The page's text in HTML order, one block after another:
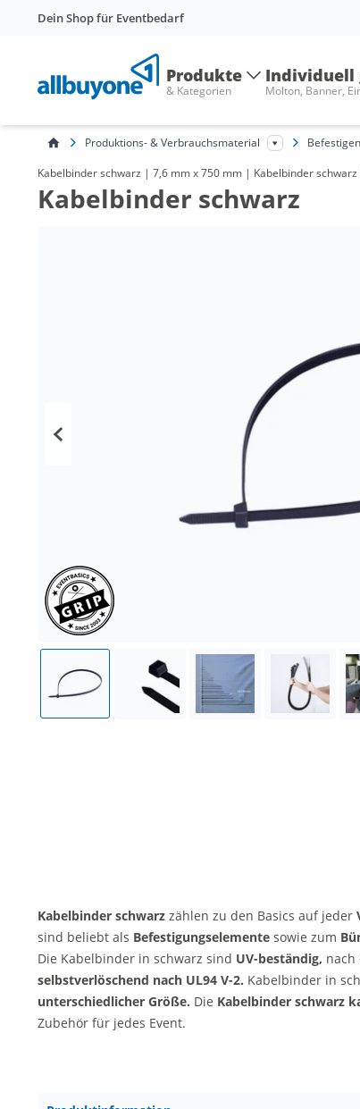
Dein Shop für Eventbedarf
Produkte
& Kategorien
Individuell
Molton, Banner,
Produktions- & Verbrauchsmaterial Befestigen
Kabelbinder schwarz | 7,6 mm x 750 mm | Kabelbinder
Kabelbinder schwarz
Kabelbinder schwarz zählen zu den Basics auf jeder
sind beliebt als Befestigungselemente sowie zum
Die Kabelbinder in schwarz sind UV-beständig, nach
selbstverlöschend nach UL94 V-2. Kabelbinder in
unterschiedlicher Größe. Die Kabelbinder schwarz
Zubehör für jedes Event.